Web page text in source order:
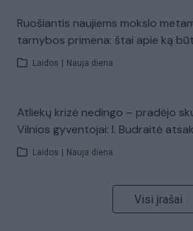
Ruošiantis naujiems mokslo
tarnybos primena: štai apie ką
Laidos Nauja diena
Atliekų krizė nedingo – pradėjo
Vilnios gyventojai: I. Budraitė
Laidos Nauja diena
Visi įrašai